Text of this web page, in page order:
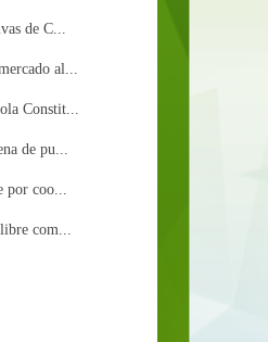
de C...
al...
Constit...
de pu...
por coo...
com...